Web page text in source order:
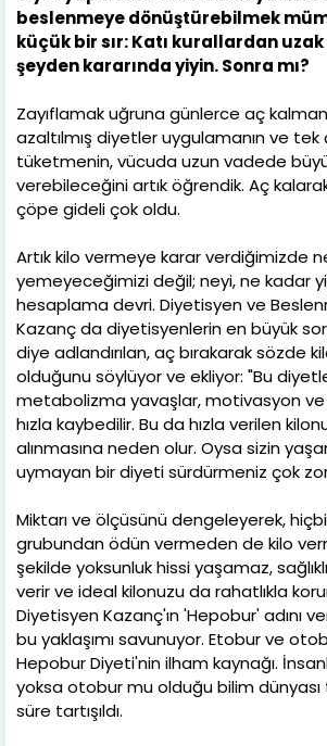
beslenmeye dönüştürebilmek
küçük bir sır: Katı kurallardan
şeyden kararında yiyin. Sonra mı?
Zayıflamak uğruna günlerce aç
azaltılmış diyetler uygulamanın ve tek
tüketmenin, vücuda uzun vadede
verebileceğini artık öğrendik. Aç
çöpe gideli çok oldu.
Artık kilo vermeye karar verdiğimizde
yemeyeceğimizi değil; neyi, ne kadar
hesaplama devri. Diyetisyen ve
Kazanç da diyetisyenlerin en büyük
diye adlandırılan, aç bırakarak sözde
olduğunu söylüyor ve ekliyor: "Bu
metabolizma yavaşlar, motivasyon
hızla kaybedilir. Bu da hızla verilen
alınmasına neden olur. Oysa sizin
uymayan bir diyeti sürdürmeniz çok
Miktarı ve ölçüsünü dengeleyerek,
grubundan ödün vermeden de kilo
şekilde yoksunluk hissi yaşamaz,
verir ve ideal kilonuzu da rahatlıkla
Diyetisyen Kazanç'ın 'Hepobur' adını
bu yaklaşımı savunuyor. Etobur ve
Hepobur Diyeti'nin ilham kaynağı.
yoksa otobur mu olduğu bilim dünyası
süre tartışıldı.